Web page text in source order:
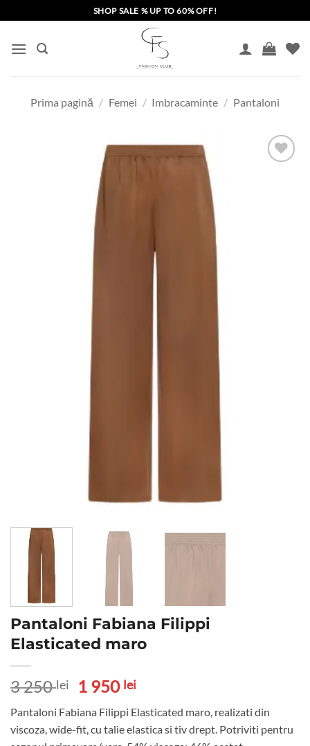
to
content
SHOP SALE % UP TO 60% OFF!
Prima pagină / Femei / Imbracaminte / Pantaloni
Pantaloni Fabiana Filippi
Elasticated maro
3 250lei
Prețul
a
fost:
1 950 leiPrețul
este:
1
Pantaloni Fabiana Filippi Elasticated maro, realizati din
viscoza, wide-fit, cu talie elastica si tiv drept. Potriviti pentru